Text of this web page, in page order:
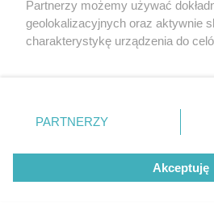
© 2026 Grupa ZPR
Partnerzy możemy używać
geolokalizacyjnych oraz aktywnie
charakterystykę urządzenia do
zmienić/wycofać klikając przycisk
znajdujący się w lewym dolnym
rodzaje przetwarzania danych nie
użytkownika, ale masz prawo
przetwarzaniu. Preferencje będą
PARTNERZY
Akceptuję